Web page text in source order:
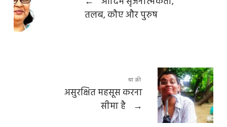
तलब, कौए और पुरुष
बाक़ी
असुरक्षित महसूस करना
सीमा है
→